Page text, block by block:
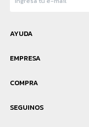
AYUDA
EMPRESA
COMPRA
SEGUINOS